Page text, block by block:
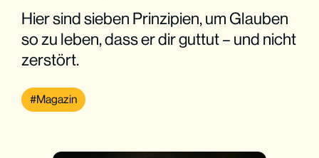
Hier sind sieben Prinzipien, um Glauben
so zu leben, dass er dir guttut – und nicht
zerstört.
Magazin